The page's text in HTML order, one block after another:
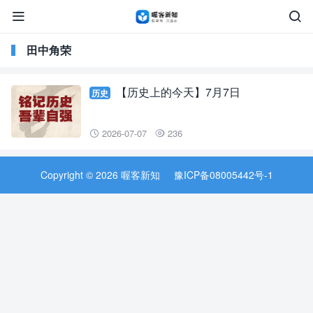


田中角荣
历史 【历史上的今天】7月7日
 2026-07-07  236
Copyright © 2026 喔客新知 豫ICP备08005442号-1